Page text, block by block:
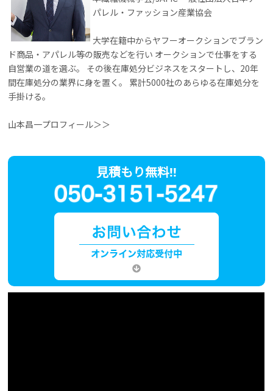
パレル・ファッション産業協会
大学在籍中からヤフーオークションでブラン
ド商品・アパレル等の販売などを行い オークションで仕事をする
自営業の道を選ぶ。 その後在庫処分ビジネスをスタートし、20年
間在庫処分の業界に身を置く。 累計5000社のあらゆる在庫処分を
手掛ける。
山本昌一プロフィール＞＞
見積もり無料!!